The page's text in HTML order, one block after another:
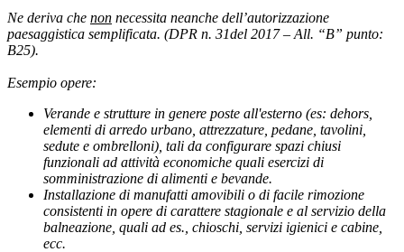
Ne deriva che non necessita neanche dell’autorizzazione
paesaggistica semplificata. (DPR n. 31del 2017 – All. “B” punto:
B25).
Esempio opere:
Verande e strutture in genere poste all'esterno (es: dehors,
elementi di arredo urbano, attrezzature, pedane, tavolini,
sedute e ombrelloni), tali da configurare spazi chiusi
funzionali ad attività economiche quali esercizi di
somministrazione di alimenti e bevande.
Installazione di manufatti amovibili o di facile rimozione
consistenti in opere di carattere stagionale e al servizio della
balneazione, quali ad es., chioschi, servizi igienici e cabine,
ecc.